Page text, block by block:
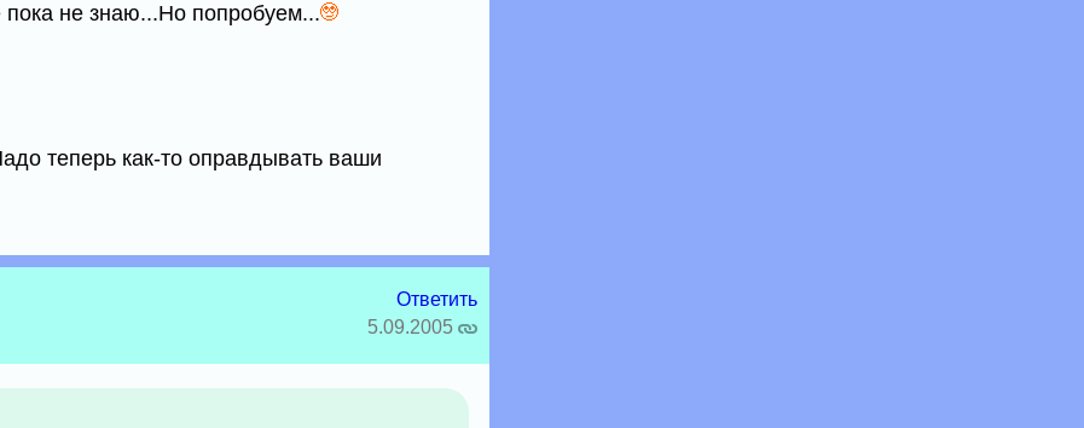
пока не знаю...Но попробуем...
теперь как-то оправдывать ваши
Ответить
5.09.2005